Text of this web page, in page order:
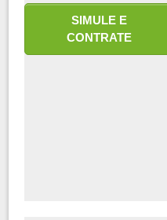
SIMULE E
CONTRATE